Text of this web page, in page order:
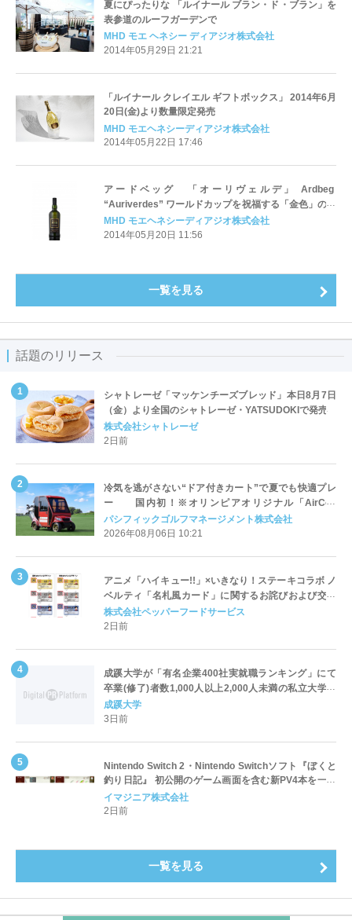
夏にぴったりな 「ルイナール ブラン・ド・ブラン」を
表参道のルーフガーデンで
MHD モエ ヘネシー ディアジオ株式会社
2014年05月29日 21:21
「ルイナール クレイエル ギフトボックス」 2014年6月
20日(金)より数量限定発売
MHD モエヘネシーディアジオ株式会社
2014年05月22日 17:46
アードベッグ 「オーリヴェルデ」 Ardbeg
“Auriverdes” ワールドカップを祝福する「金色」のウ
イスキーと「グリーン」のボトル 2014年 5月31日
（土）数量限定発売
MHD モエヘネシーディアジオ株式会社
2014年05月20日 11:56
一覧を見る
話題のリリース
シャトレーゼ「マッケンチーズブレッド」本日8月7日
（金）より全国のシャトレーゼ・YATSUDOKIで発売
株式会社シャトレーゼ
2日前
冷気を逃がさない“ドア付きカート”で夏でも快適プレ
ー 国内初！※オリンピアオリジナル「AirCon
Cart（エアコンカート）」導入 | ＰＧＭ
パシフィックゴルフマネージメント株式会社
2026年08月06日 10:21
アニメ「ハイキュー!!」×いきなり！ステーキコラボ ノ
ベルティ「名札風カード」に関するお詫びおよび交換
対応についてのご案内
株式会社ペッパーフードサービス
2日前
成蹊大学が「有名企業400社実就職ランキング」にて
卒業(修了)者数1,000人以上2,000人未満の私立大学で
全国第1位を獲得！～実就職率は26.5%（前年比＋
4.3pt）に伸長、東京の私立大学でも10位にランクイン
成蹊大学
3日前
Nintendo Switch 2・Nintendo Switchソフト『ぼくと
釣り日記』 初公開のゲーム画面を含む新PV4本を一挙
公開！
イマジニア株式会社
2日前
一覧を見る